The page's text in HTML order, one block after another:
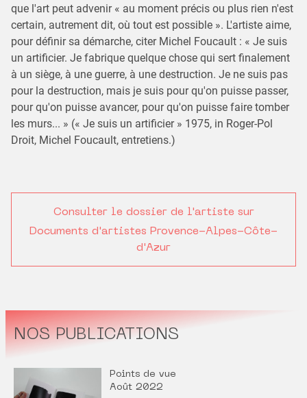
que l'art peut advenir « au moment précis ou plus rien n'est
certain, autrement dit, où tout est possible ». L'artiste aime,
pour définir sa démarche, citer Michel Foucault : « Je suis
un artificier. Je fabrique quelque chose qui sert finalement
à un siège, à une guerre, à une destruction. Je ne suis pas
pour la destruction, mais je suis pour qu'on puisse passer,
pour qu'on puisse avancer, pour qu'on puisse faire tomber
les murs... » (« Je suis un artificier » 1975, in Roger-Pol
Droit, Michel Foucault, entretiens.)
Consulter le dossier de l'artiste sur
Documents d'artistes Provence-Alpes-Côte-
d'Azur
NOS PUBLICATIONS
Points de vue
Août 2022